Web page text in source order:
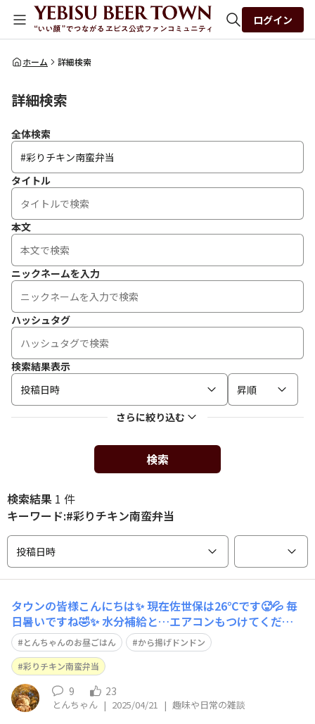
全体検索
ログイン
ホーム 詳細検索
詳細検索
全体検索
タイトル
本文
ニックネームを入力
ハッシュタグ
検索結果表示
投稿日時
昇順
さらに絞り込む
検索
検索結果 1 件
キーワード:#彩りチキン南蛮弁当
投稿日時
タウンの皆様こんにちは✨ 現在佐世保は26℃です🥵💦 毎
日暑いですね🤣✨ 水分補給と…エアコンもつけてくださ
いね〜🤭✨ お昼は…から揚げドンドンの「彩りチキン南
蛮弁当🍱」✨です🤭✨ 今週は、サラダランチはやめました
🥗🤭笑
とんちゃんのお昼ごはん
から揚げドンドン
彩りチキン南蛮弁当
9 23
とんちゃん | 2025/04/21 | 趣味や日常の雑談